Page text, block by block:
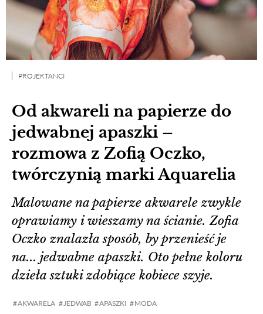
Od akwareli na papierze do
jedwabnej apaszki –
rozmowa z Zofią Oczko,
twórczynią marki Aquarelia
PROJEKTANCI
AKWARELA JEDWAB APASZKI MODA
Malowane na papierze akwarele zwykle
oprawiamy i wieszamy na ścianie. Zofia
Oczko znalazła sposób, by przenieść je
na... jedwabne apaszki. Oto pełne koloru
dzieła sztuki zdobiące kobiece szyje.